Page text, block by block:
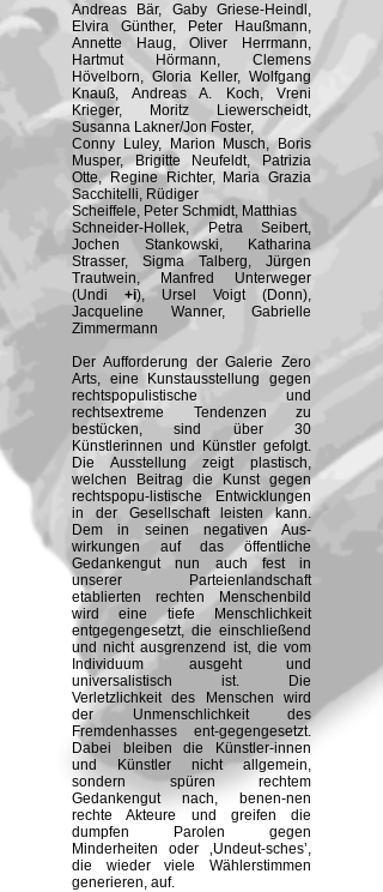
Andreas Bär, Gaby Griese-Heindl,
Elvira Günther, Peter Haußmann,
Annette Haug, Oliver Herrmann,
Hartmut Hörmann, Clemens
Hövelborn, Gloria Keller, Wolfgang
Knauß, Andreas A. Koch, Vreni
Krieger, Moritz Liewerscheidt,
Susanna Lakner/Jon Foster,
Conny Luley, Marion Musch, Boris
Musper, Brigitte Neufeldt, Patrizia
Otte, Regine Richter, Maria Grazia
Sacchitelli, Rüdiger
Scheiffele, Peter Schmidt, Matthias
Schneider-Hollek, Petra Seibert,
Jochen Stankowski, Katharina
Strasser, Sigma Talberg, Jürgen
Trautwein, Manfred Unterweger
(Undi +i), Ursel Voigt (Donn),
Jacqueline Wanner, Gabrielle
Zimmermann
Der Aufforderung der Galerie Zero
Arts, eine Kunstausstellung gegen
rechtspopulistische und
rechtsextreme Tendenzen zu
bestücken, sind über 30
Künstlerinnen und Künstler gefolgt.
Die Ausstellung zeigt plastisch,
welchen Beitrag die Kunst gegen
rechtspopu-listische Entwicklungen
in der Gesellschaft leisten kann.
Dem in seinen negativen Aus-
wirkungen auf das öffentliche
Gedankengut nun auch fest in
unserer Parteienlandschaft
etablierten rechten Menschenbild
wird eine tiefe Menschlichkeit
entgegengesetzt, die einschließend
und nicht ausgrenzend ist, die vom
Individuum ausgeht und
universalistisch ist. Die
Verletzlichkeit des Menschen wird
der Unmenschlichkeit des
Fremdenhasses ent-gegengesetzt.
Dabei bleiben die Künstler-innen
und Künstler nicht allgemein,
sondern spüren rechtem
Gedankengut nach, benen-nen
rechte Akteure und greifen die
dumpfen Parolen gegen
Minderheiten oder ‚Undeut-sches’,
die wieder viele Wählerstimmen
generieren, auf.